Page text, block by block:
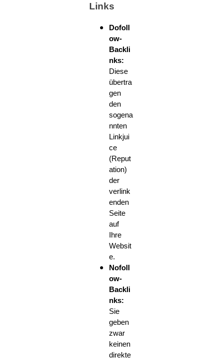
Links
Dofoll
ow-
Backli
nks:
Diese
übertra
gen
den
sogena
nnten
Linkjui
ce
(Reput
ation)
der
verlink
enden
Seite
auf
Ihre
Websit
e.
Nofoll
ow-
Backli
nks:
Sie
geben
zwar
keinen
direkte